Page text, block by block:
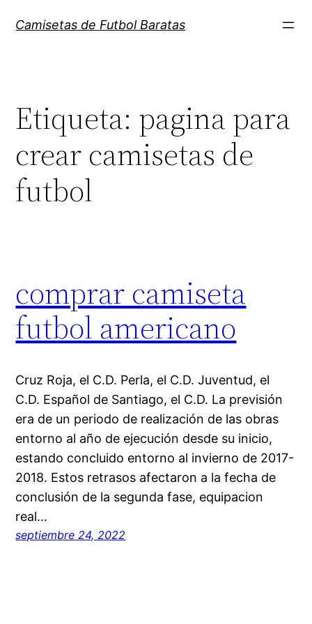
Camisetas de Futbol Baratas
Etiqueta: pagina para
crear camisetas de
futbol
comprar camiseta
futbol americano
Cruz Roja, el C.D. Perla, el C.D. Juventud, el
C.D. Español de Santiago, el C.D. La previsión
era de un periodo de realización de las obras
entorno al año de ejecución desde su inicio,
estando concluido entorno al invierno de 2017-
2018. Estos retrasos afectaron a la fecha de
conclusión de la segunda fase, equipacion
real…
septiembre 24, 2022